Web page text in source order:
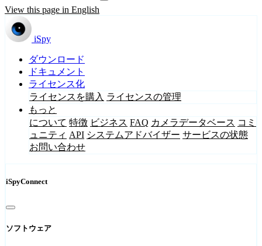
View this page in English
iSpy
ダウンロード
ドキュメント
ライセンス化
ライセンスを購入 ライセンスの管理
もっと
について 特徴 ビジネス FAQ カメラデータベース コミ
ュニティ API システムアドバイザー サービスの状態
お問い合わせ
iSpyConnect
ソフトウェア